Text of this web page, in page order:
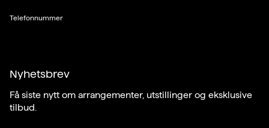
Telefonnummer
Nyhetsbrev
Få siste nytt om arrangementer, utstillinger og eksklusive
tilbud.